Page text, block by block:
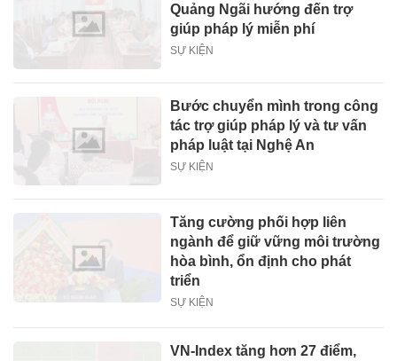
Quảng Ngãi hướng đến trợ
giúp pháp lý miễn phí
SỰ KIỆN
Bước chuyển mình trong công
tác trợ giúp pháp lý và tư vấn
pháp luật tại Nghệ An
SỰ KIỆN
Tăng cường phối hợp liên
ngành để giữ vững môi trường
hòa bình, ổn định cho phát
triển
SỰ KIỆN
VN-Index tăng hơn 27 điểm,